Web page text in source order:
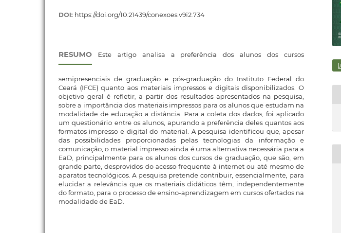
DOI: https://doi.org/10.21439/conexoes.v9i2.734
RESUMO Este artigo analisa a preferência dos alunos dos cursos
semipresenciais de graduação e pós-graduação do Instituto Federal do
Ceará (IFCE) quanto aos materiais impressos e digitais disponibilizados. O
objetivo geral é refletir, a partir dos resultados apresentados na pesquisa,
sobre a importância dos materiais impressos para os alunos que estudam na
modalidade de educação a distância. Para a coleta dos dados, foi aplicado
um questionário entre os alunos, apurando a preferência deles quantos aos
formatos impresso e digital do material. A pesquisa identificou que, apesar
das possibilidades proporcionadas pelas tecnologias da informação e
comunicação, o material impresso ainda é uma alternativa necessária para a
EaD, principalmente para os alunos dos cursos de graduação, que são, em
grande parte, desprovidos do acesso frequente à internet ou até mesmo de
aparatos tecnológicos. A pesquisa pretende contribuir, essencialmente, para
elucidar a relevância que os materiais didáticos têm, independentemente
do formato, para o processo de ensino-aprendizagem em cursos ofertados na
modalidade de EaD.